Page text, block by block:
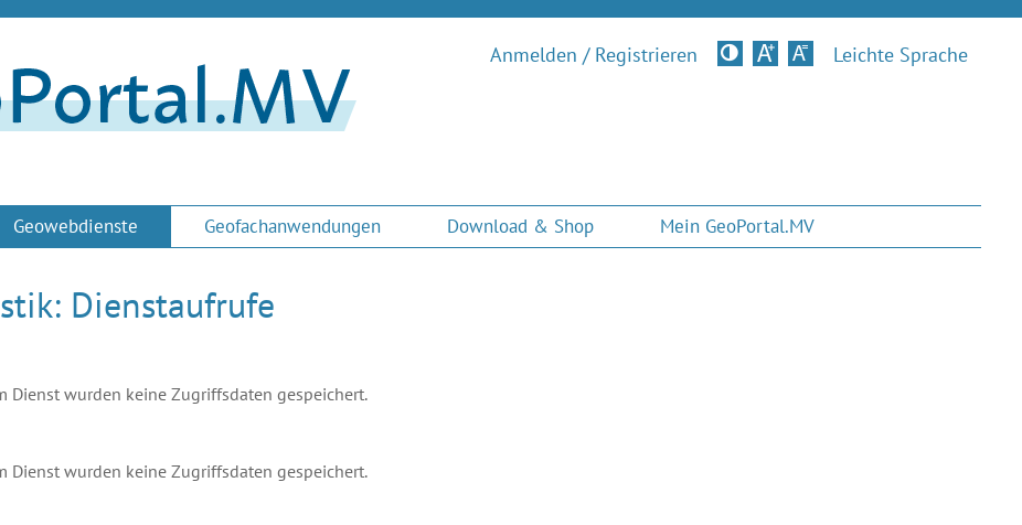
Anmelden / Registrieren KontrastversionLeichte Sprache
Geowebdienste Geofachanwendungen Download & Shop Mein GeoPortal.MV
Dienstaufrufe
Dienst wurden keine Zugriffsdaten gespeichert.
Dienst wurden keine Zugriffsdaten gespeichert.